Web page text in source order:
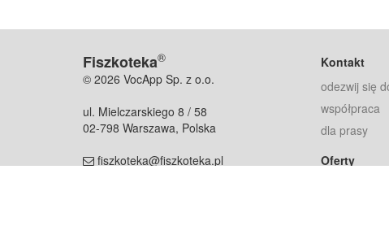
Fiszkoteka®
© 2026 VocApp Sp. z o.o.
ul. Mielczarskiego 8 / 58
02-798 Warszawa, Polska
fiszkoteka@fiszkoteka.pl
Kontakt
odezwij się
współpraca
dla prasy
Oferty